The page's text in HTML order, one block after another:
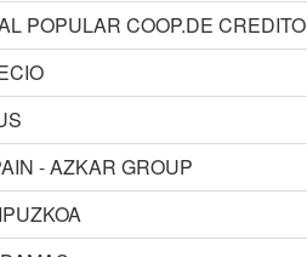
POPULAR COOP.DE CREDITO
- AZKAR GROUP